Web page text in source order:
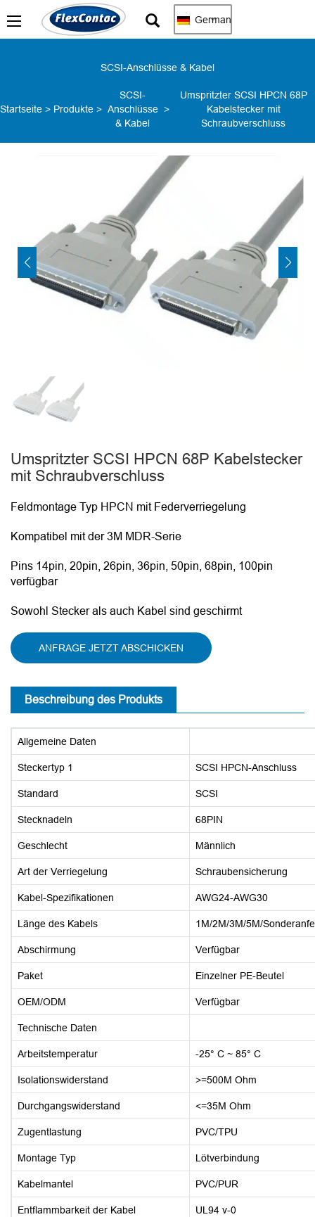
German
SCSI-Anschlüsse & Kabel
Startseite > Produkte >
SCSI-
Anschlüsse
& Kabel
>
Umspritzter SCSI HPCN 68P
Kabelstecker mit
Schraubverschluss
Umspritzter SCSI HPCN 68P Kabelstecker
mit Schraubverschluss
Feldmontage Typ HPCN mit Federverriegelung
Kompatibel mit der 3M MDR-Serie
Pins 14pin, 20pin, 26pin, 36pin, 50pin, 68pin, 100pin
verfügbar
Sowohl Stecker als auch Kabel sind geschirmt
ANFRAGE JETZT ABSCHICKEN
Beschreibung des Produkts
Allgemeine Daten
Steckertyp 1 SCSI HPCN-Anschluss
Standard SCSI
Stecknadeln 68PIN
Geschlecht Männlich
Art der Verriegelung Schraubensicherung
Kabel-Spezifikationen AWG24-AWG30
Länge des Kabels 1M/2M/3M/5M/
Abschirmung Verfügbar
Paket Einzelner PE-Beutel
OEM/ODM Verfügbar
Technische Daten
Arbeitstemperatur -25° C ~ 85° C
Isolationswiderstand >=500M Ohm
Durchgangswiderstand <=35M Ohm
Zugentlastung PVC/TPU
Montage Typ Lötverbindung
Kabelmantel PVC/PUR
Entflammbarkeit der Kabel UL94 v-0